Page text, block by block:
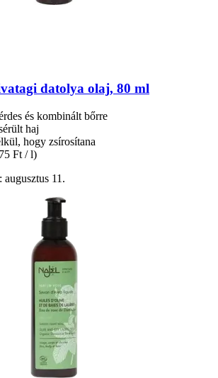
datolya olaj, 80 ml
és kombinált bőrre
haj
hogy zsírosítana
Ft / l)
augusztus 11.